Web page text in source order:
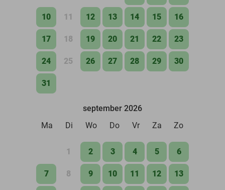
10 11 12 13 14 15 16
17 18 19 20 21 22 23
24 25 26 27 28 29 30
31
september 2026
Ma
Di Wo Do Vr Za Zo
1 2 3 4 5 6
7 8 9 10 11 12 13